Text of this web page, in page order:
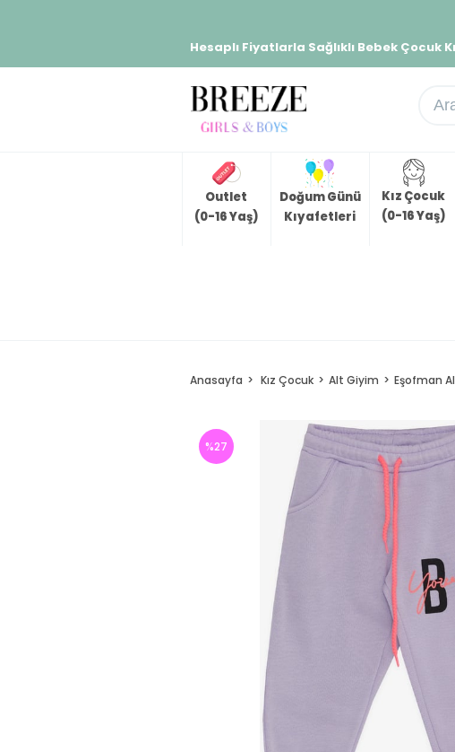
Hesaplı Fiyatlarla Sağlıklı Bebek Çocuk
Outlet
(0-16 Yaş)
Doğum Günü
Kıyafetleri
Kız Çocuk
(0-16 Yaş)
Anasayfa Kız Çocuk Alt Giyim Eşofman
%27